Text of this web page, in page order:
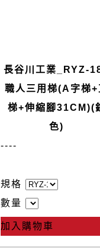
長谷川工業_RYZ-
職人三用梯(A字梯+
梯+伸縮腳31CM)(
色)
----
規格
數量
加入購物車